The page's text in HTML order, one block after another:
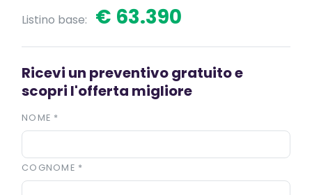
Listino base: € 63.390
Ricevi un preventivo gratuito e
scopri l'offerta migliore
NOME *
COGNOME *